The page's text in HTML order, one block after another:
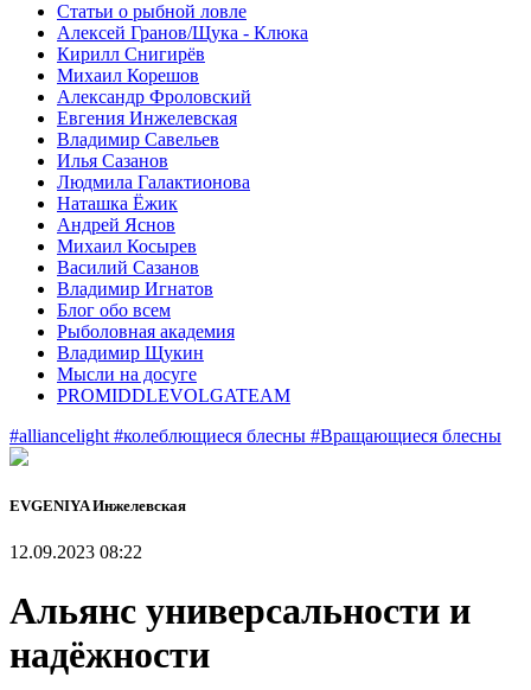
Статьи о рыбной ловле
Алексей Гранов/Щука - Клюка
Кирилл Снигирёв
Михаил Корешов
Александр Фроловский
Евгения Инжелевская
Владимир Савельев
Илья Сазанов
Людмила Галактионова
Наташка Ёжик
Андрей Яснов
Михаил Косырев
Василий Сазанов
Владимир Игнатов
Блог обо всем
Рыболовная академия
Владимир Щукин
Мысли на досуге
PROMIDDLEVOLGATEAM
#alliancelight #колеблющиеся блесны #Вращающиеся блесны
EVGENIYA Инжелевская
12.09.2023 08:22
Альянс универсальности и
надёжности